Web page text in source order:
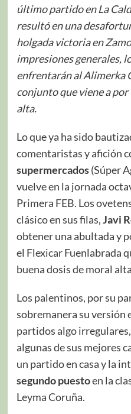
último partido en La
resultó en una
holgada victoria en
impresiones generales,
enfrentarán al Alimerka
conjunto que viene a
alta.
Lo que ya ha sido
comentaristas y afición
supermercados(Súper
vuelve en la jornada
Primera FEB. Los
clásico en sus filas,Javi
obtener una abultada y
el Flexicar Fuenlabrada
buena dosis de moral
Los palentinos, por su
sobremanera su versión
partidos algo
algunas de sus mejores
un partido en casa y la
segundo puestoen la
Leyma Coruña.